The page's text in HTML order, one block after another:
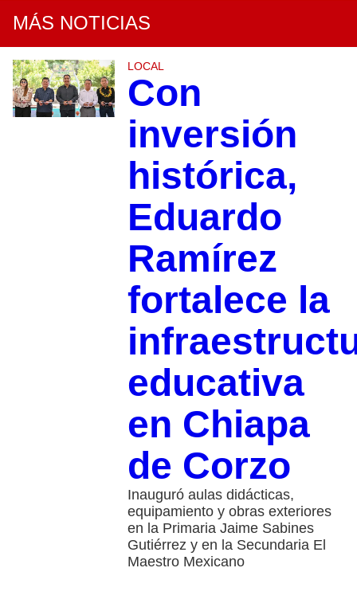
MÁS NOTICIAS
LOCAL
Con
inversión
histórica,
Eduardo
Ramírez
fortalece la
educativa
en Chiapa
de Corzo
Inauguró aulas didácticas,
equipamiento y obras exteriores
en la Primaria Jaime Sabines
Gutiérrez y en la Secundaria El
Maestro Mexicano